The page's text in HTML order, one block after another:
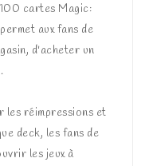
cartes Magic:
aux fans de
d'acheter un
les réimpressions et
deck, les fans de
les jeux à